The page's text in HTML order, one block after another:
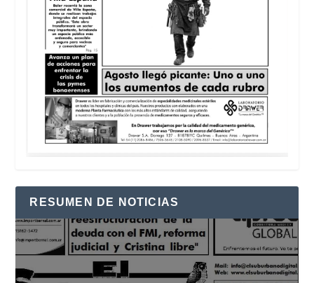
RESUMEN DE NOTICIAS
Reproductor
de
vídeo